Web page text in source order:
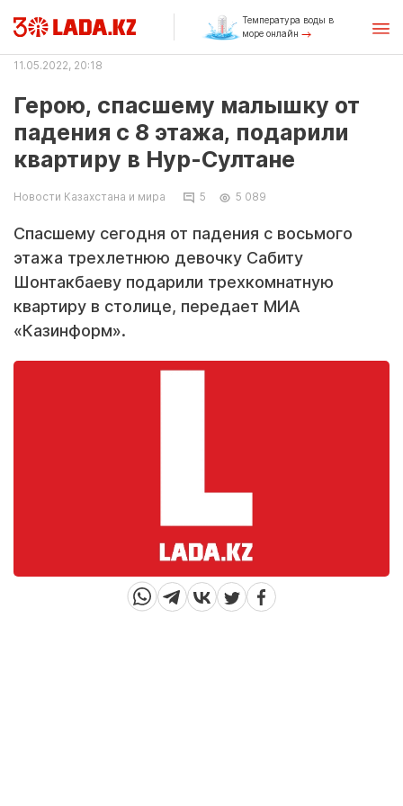
Температура воды в
море онлайн
11.05.2022, 20:18
Герою, спасшему малышку от
падения с 8 этажа, подарили
квартиру в Нур-Султане
Новости Казахстана и мира 5 5 089
Спасшему сегодня от падения с восьмого
этажа трехлетнюю девочку Сабиту
Шонтакбаеву подарили трехкомнатную
квартиру в столице, передает МИА
«Казинформ».